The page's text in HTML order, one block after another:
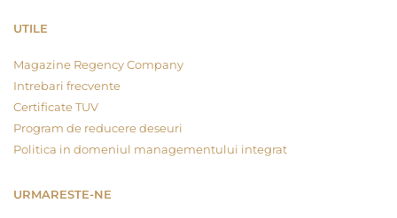
UTILE
Magazine Regency Company
Intrebari frecvente
Certificate TUV
Program de reducere deseuri
Politica in domeniul managementului integrat
URMARESTE-NE